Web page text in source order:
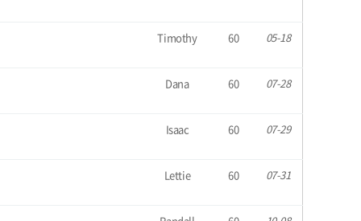
Timothy 60 05-18
Dana 60 07-28
Isaac 60 07-29
Lettie 60 07-31